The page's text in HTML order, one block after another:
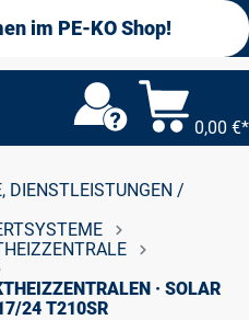
im PE-KO Shop!
0,00 €*
DIENSTLEISTUNGEN /
· SOLAR
24 T210SR